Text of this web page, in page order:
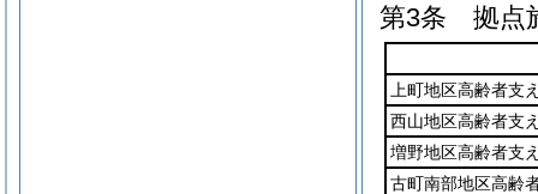
第3条
拠点
上町地区高齢者支
西山地区高齢者支
増野地区高齢者支
古町南部地区高齢